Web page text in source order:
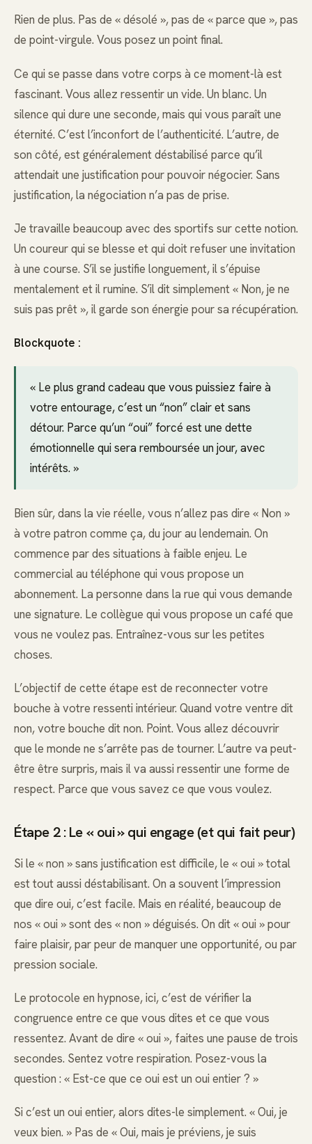
Rien de plus. Pas de « désolé », pas de « parce que », pas
de point-virgule. Vous posez un point final.
Ce qui se passe dans votre corps à ce moment-là est
fascinant. Vous allez ressentir un vide. Un blanc. Un
silence qui dure une seconde, mais qui vous paraît une
éternité. C’est l’inconfort de l’authenticité. L’autre, de
son côté, est généralement déstabilisé parce qu’il
attendait une justification pour pouvoir négocier. Sans
justification, la négociation n’a pas de prise.
Je travaille beaucoup avec des sportifs sur cette notion.
Un coureur qui se blesse et qui doit refuser une invitation
à une course. S’il se justifie longuement, il s’épuise
mentalement et il rumine. S’il dit simplement « Non, je ne
suis pas prêt », il garde son énergie pour sa récupération.
Blockquote :
« Le plus grand cadeau que vous puissiez faire à
votre entourage, c’est un “non” clair et sans
détour. Parce qu’un “oui” forcé est une dette
émotionnelle qui sera remboursée un jour, avec
intérêts. »
Bien sûr, dans la vie réelle, vous n’allez pas dire « Non »
à votre patron comme ça, du jour au lendemain. On
commence par des situations à faible enjeu. Le
commercial au téléphone qui vous propose un
abonnement. La personne dans la rue qui vous demande
une signature. Le collègue qui vous propose un café que
vous ne voulez pas. Entraînez-vous sur les petites
choses.
L’objectif de cette étape est de reconnecter votre
bouche à votre ressenti intérieur. Quand votre ventre dit
non, votre bouche dit non. Point. Vous allez découvrir
que le monde ne s’arrête pas de tourner. L’autre va peut-
être être surpris, mais il va aussi ressentir une forme de
respect. Parce que vous savez ce que vous voulez.
Étape 2 : Le « oui » qui engage (et qui fait peur)
Si le « non » sans justification est difficile, le « oui » total
est tout aussi déstabilisant. On a souvent l’impression
que dire oui, c’est facile. Mais en réalité, beaucoup de
nos « oui » sont des « non » déguisés. On dit « oui » pour
faire plaisir, par peur de manquer une opportunité, ou par
pression sociale.
Le protocole en hypnose, ici, c’est de vérifier la
congruence entre ce que vous dites et ce que vous
ressentez. Avant de dire « oui », faites une pause de trois
secondes. Sentez votre respiration. Posez-vous la
question : « Est-ce que ce oui est un oui entier ? »
Si c’est un oui entier, alors dites-le simplement. « Oui, je
veux bien. » Pas de « Oui, mais je préviens, je suis